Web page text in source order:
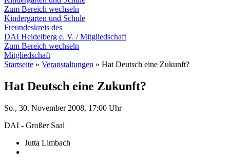
Zum Bereich wechseln
Kindergärten und Schule
Freundeskreis des
DAI Heidelberg e. V. / Mitgliedschaft
Zum Bereich wechseln
Mitgliedschaft
Startseite » Veranstaltungen » Hat Deutsch eine Zukunft?
Hat Deutsch eine Zukunft?
So., 30. November 2008, 17:00 Uhr
DAI - Großer Saal
Jutta Limbach